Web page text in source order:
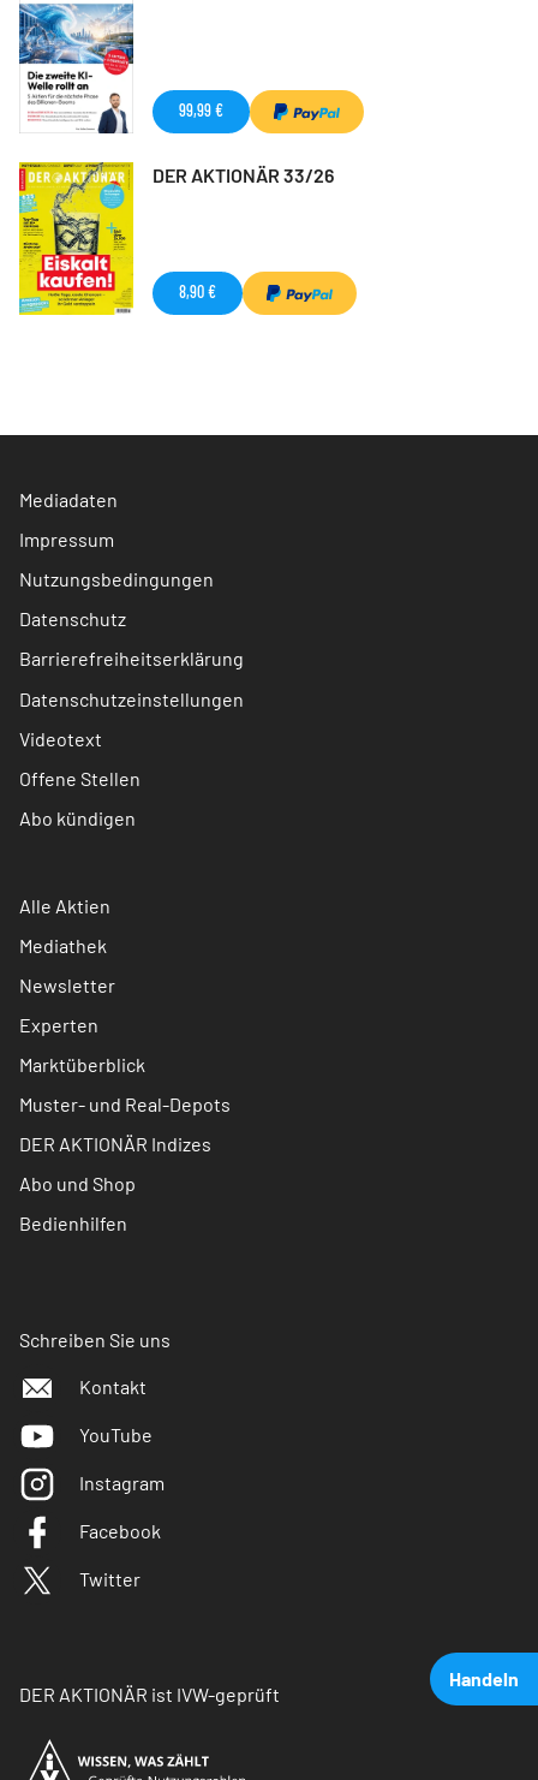
Handeln
99,99 €
DER AKTIONÄR 33/26
8,90 €
Mediadaten
Impressum
Nutzungsbedingungen
Datenschutz
Barrierefreiheitserklärung
Datenschutzeinstellungen
Videotext
Offene Stellen
Abo kündigen
Alle Aktien
Mediathek
Newsletter
Experten
Marktüberblick
Muster- und Real-Depots
DER AKTIONÄR Indizes
Abo und Shop
Bedienhilfen
Schreiben Sie uns
Kontakt
YouTube
Instagram
Facebook
Twitter
DER AKTIONÄR ist IVW-geprüft